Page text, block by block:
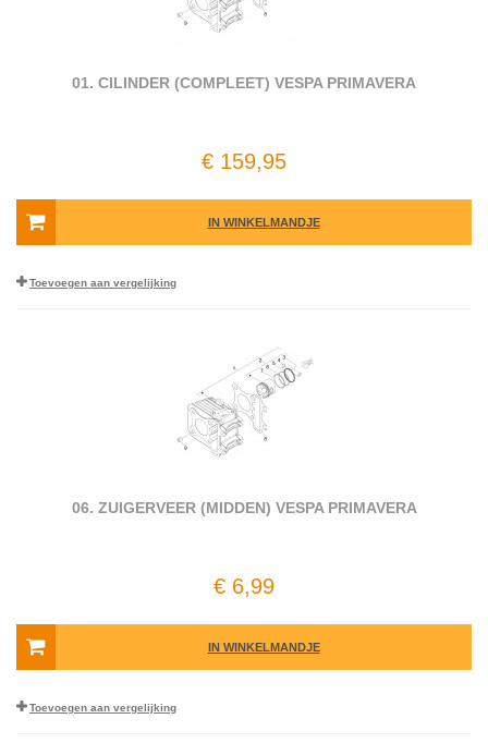
01. CILINDER (COMPLEET) VESPA PRIMAVERA
€ 159,95
IN WINKELMANDJE
Toevoegen aan vergelijking
06. ZUIGERVEER (MIDDEN) VESPA PRIMAVERA
€ 6,99
IN WINKELMANDJE
Toevoegen aan vergelijking